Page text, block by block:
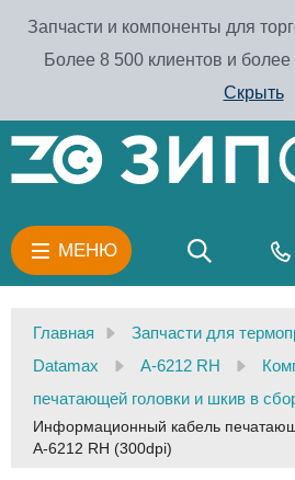
Запчасти и компоненты для
Более 8 500 клиентов и
Скрыть
МЕНЮ
Главная
Запчасти для
Datamax
A-6212 RH
печатающей головки и шкив в
Информационный кабель
A-6212 RH (300dpi)